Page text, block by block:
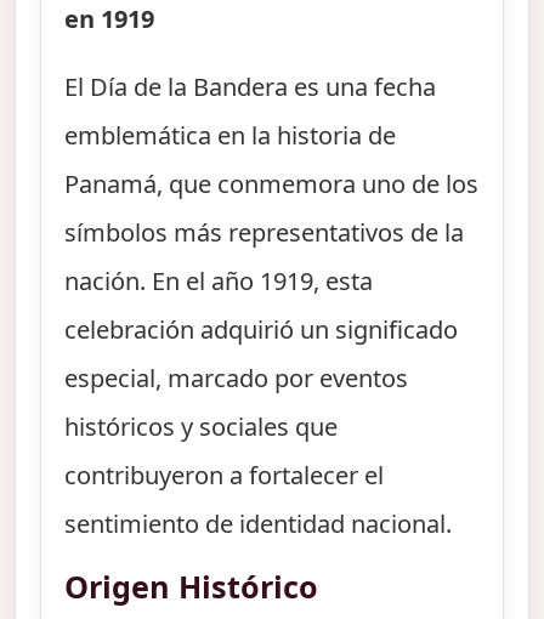
en 1919
El Día de la Bandera es una fecha
emblemática en la historia de
Panamá, que conmemora uno de los
símbolos más representativos de la
nación. En el año 1919, esta
celebración adquirió un significado
especial, marcado por eventos
históricos y sociales que
contribuyeron a fortalecer el
sentimiento de identidad nacional.
Origen Histórico